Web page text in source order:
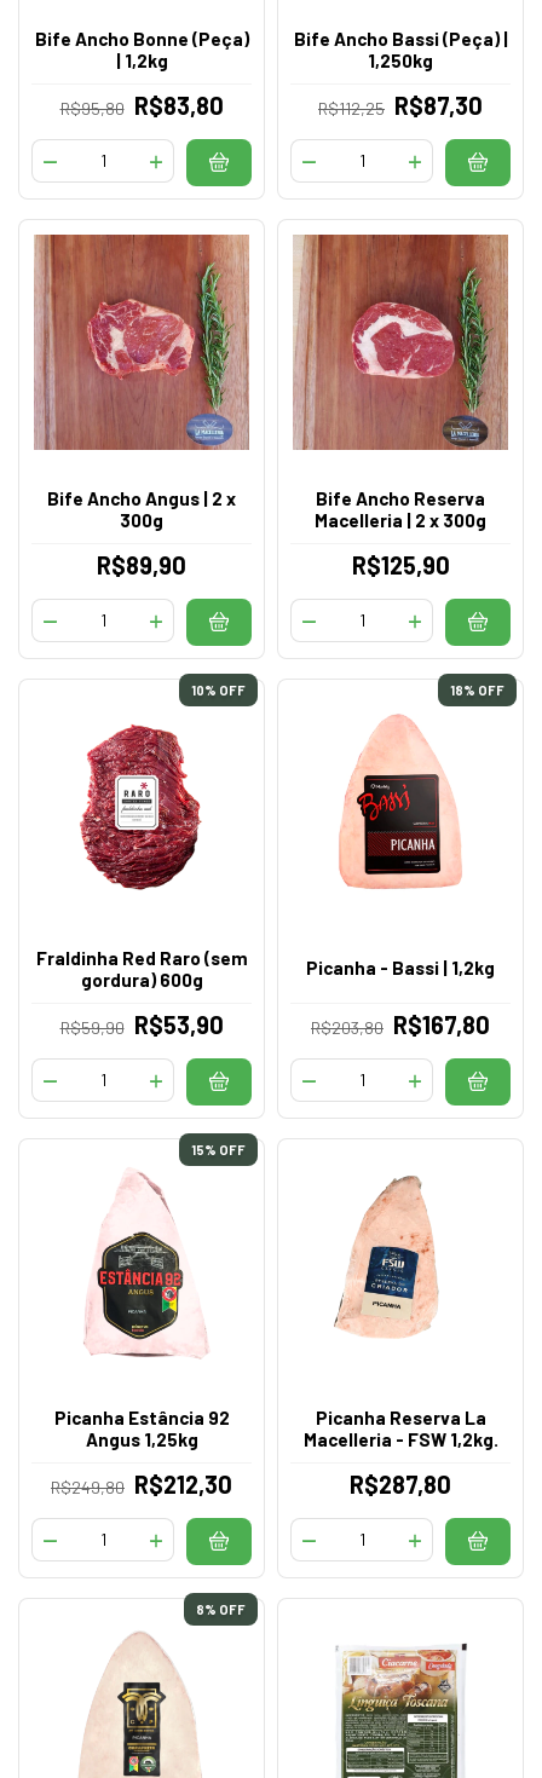
Bife Ancho Bonne (Peça)
| 1,2kg
R$95,80 R$83,80
Bife Ancho Bassi (Peça) |
1,250kg
R$112,25 R$87,30
Bife Ancho Angus | 2 x
300g
R$89,90
Bife Ancho Reserva
Macelleria | 2 x 300g
R$125,90
10% OFF
Fraldinha Red Raro (sem
gordura) 600g
R$59,90 R$53,90
18% OFF
Picanha - Bassi | 1,2kg
R$203,80 R$167,80
15% OFF
Picanha Estância 92
Angus 1,25kg
R$249,80 R$212,30
Picanha Reserva La
Macelleria - FSW 1,2kg.
R$287,80
8% OFF